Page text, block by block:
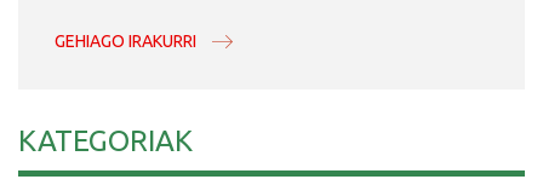
GEHIAGO IRAKURRI
KATEGORIAK